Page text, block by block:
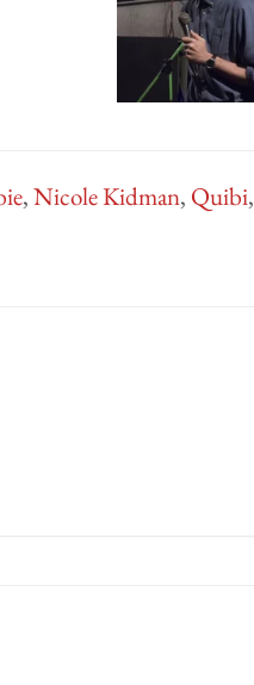
,Nicole Kidman, Quibi,